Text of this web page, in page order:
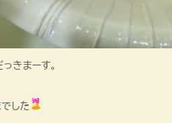
きまーす。
した